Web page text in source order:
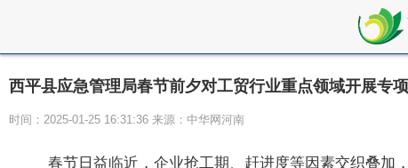
西平县应急管理局春节前夕对工贸行业重点领域开展专
时间：2025-01-25 16:31:36 来源：中华网河南
春节日益临近，企业抢工期、赶进度等因素交织叠加